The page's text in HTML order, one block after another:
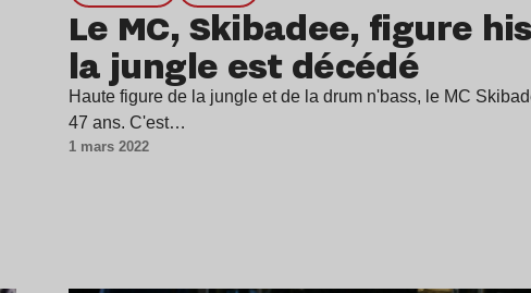
Le MC, Skibadee, figure
la jungle est décédé
Haute figure de la jungle et de la drum n'bass, le MC
47 ans. C'est…
1 mars 2022